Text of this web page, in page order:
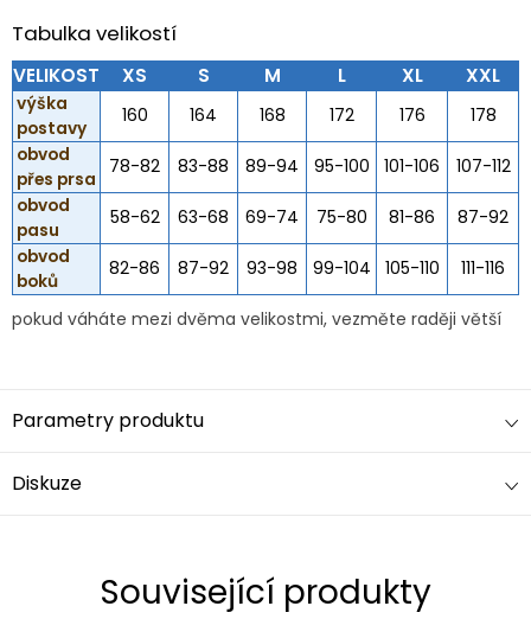
Tabulka velikostí
VELIKOST XS S M L XL XXL
výška
postavy
160 164 168 172 176
178
obvod
přes prsa
78-82 83-88 89-94 95-100 101-106
107-112
obvod
pasu
58-62 63-68 69-74 75-80 81-86
87-92
obvod
boků
82-86 87-92 93-98 99-104 105-110 111-116
pokud váháte mezi dvěma velikostmi, vezměte raději větší
Parametry produktu
Diskuze
Související produkty